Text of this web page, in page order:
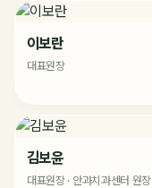
이보란
대표원장
김보윤
대표원장 · 안과치과센터 원장